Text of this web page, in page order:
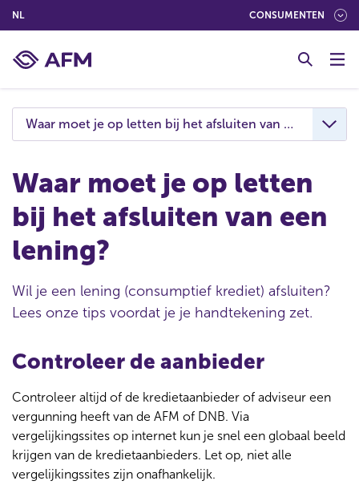
NL(NEDERLANDS (NEDERLAND)) CONSUMENTEN
Waar moet je op letten bij het afsluiten van een lening?
Waar moet je op letten
bij het afsluiten van een
lening?
Wil je een lening (consumptief krediet) afsluiten?
Lees onze tips voordat je je handtekening zet.
Controleer de aanbieder
Controleer altijd of de kredietaanbieder of adviseur een
vergunning heeft van de AFM of DNB. Via
vergelijkingssites op internet kun je snel een globaal beeld
krijgen van de kredietaanbieders. Let op, niet alle
vergelijkingssites zijn onafhankelijk.